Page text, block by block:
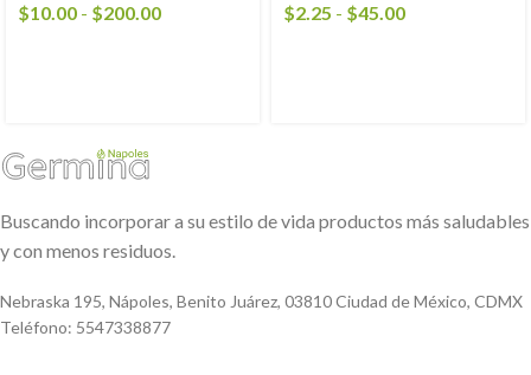
$10.00 - $200.00 $2.25 - $45.00
Buscando incorporar a su estilo de vida productos más saludables
y con menos residuos.
Nebraska 195, Nápoles, Benito Juárez, 03810 Ciudad de México, CDMX
Teléfono: 5547338877